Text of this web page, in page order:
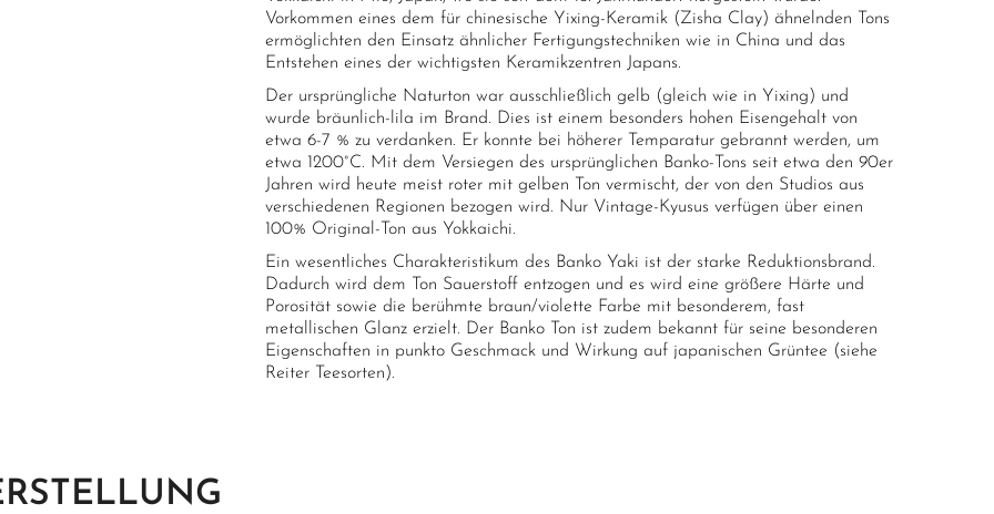
Vorkommen eines dem für chinesische Yixing-Keramik (Zisha Clay) ähnelnden Tons
ermöglichten den Einsatz ähnlicher Fertigungstechniken wie in China und das
Entstehen eines der wichtigsten Keramikzentren Japans.
Der ursprüngliche Naturton war ausschließlich gelb (gleich wie in Yixing) und
wurde bräunlich-lila im Brand. Dies ist einem besonders hohen Eisengehalt von
etwa 6-7 % zu verdanken. Er konnte bei höherer Temparatur gebrannt werden, um
etwa 1200°C. Mit dem Versiegen des ursprünglichen Banko-Tons seit etwa den 90er
Jahren wird heute meist roter mit gelben Ton vermischt, der von den Studios aus
verschiedenen Regionen bezogen wird. Nur Vintage-Kyusus verfügen über einen
100% Original-Ton aus Yokkaichi.
Ein wesentliches Charakteristikum des Banko Yaki ist der starke Reduktionsbrand.
Dadurch wird dem Ton Sauerstoff entzogen und es wird eine größere Härte und
Porosität sowie die berühmte braun/violette Farbe mit besonderem, fast
metallischen Glanz erzielt. Der Banko Ton ist zudem bekannt für seine besonderen
Eigenschaften in punkto Geschmack und Wirkung auf japanischen Grüntee (siehe
Reiter Teesorten).